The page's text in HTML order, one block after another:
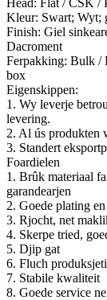
Kleur: Swart; Wyt;
Finish: Giel
Dacroment
Ferpakking: Bulk /
box
Eigenskippen:
1. Wy leverje
levering.
2. Al ús produkten
3. Standert
Foardielen
1. Brûk materiaal
garandearjen
2. Goede plating
3. Rjocht, net
4. Skerpe tried,
5. Djip gat
6. Fluch
7. Stabile kwaliteit
8. Goede service